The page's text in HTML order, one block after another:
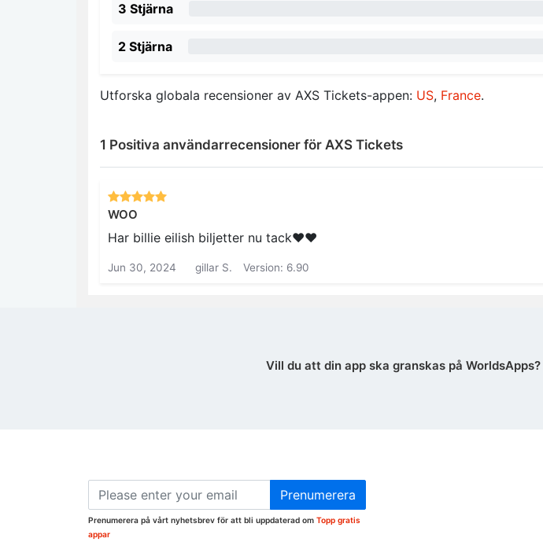
3 Stjärna
2 Stjärna
Utforska globala recensioner av AXS Tickets-appen: US, France.
1 Positiva användarrecensioner för AXS Tickets
WOO
Har billie eilish biljetter nu tack❤️❤️
Jun 30, 2024 gillar S. Version: 6.90
Vill du att din app ska granskas på WorldsApps?
Prenumerera
Prenumerera på vårt nyhetsbrev för att bli uppdaterad om Topp gratis
appar